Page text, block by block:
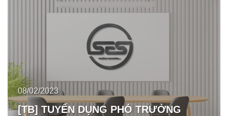
[TB] TUYỂN DỤNG PHÓ TRƯỞNG
08/02/2023